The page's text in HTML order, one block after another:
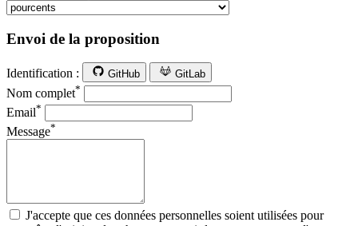
Envoi de la proposition
Identification : GitHub GitLab
Nom complet*
Email*
Message*
J'accepte que ces données personnelles soient utilisées pour